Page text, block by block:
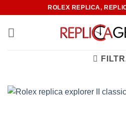
ROLEX REPLICA,